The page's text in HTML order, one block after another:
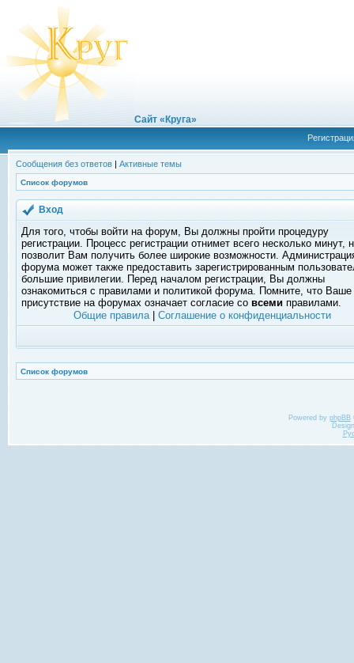
Сайт «Круга»
Сообщения без ответов | Активные темы
Список форумов
Вход
Для того, чтобы войти на форум, Вы должны пройти процедуру
регистрации. Процесс регистрации отнимет всего несколько минут,
позволит Вам получить более широкие возможности.
форума может также предоставить зарегистрированным
большие привилегии. Перед началом регистрации, Вы должны
ознакомиться с правилами и политикой форума. Помните, что Ваше
присутствие на форумах означает согласие со всеми правилами.
Общие правила| Соглашение о конфиденциальности
Список форумов
Powered by phpBB